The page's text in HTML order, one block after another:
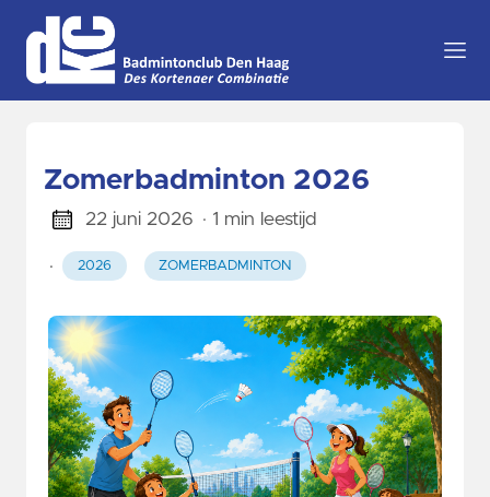
Zomerbadminton 2026
22 juni 2026 · 1 min leestijd
· 2026 ZOMERBADMINTON